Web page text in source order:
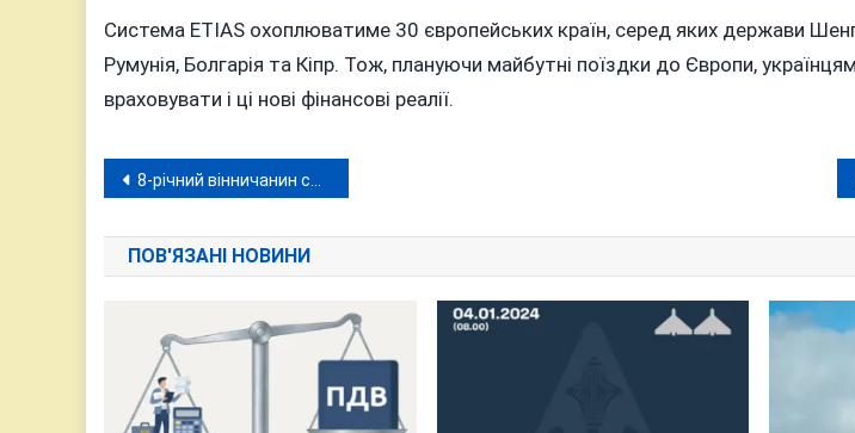
Система ETIAS охоплюватиме 30 європейських країн, серед яких держави
Румунія, Болгарія та Кіпр. Тож, плануючи майбутні поїздки до Європи,
враховувати і ці нові фінансові реалії.
Навігація
записів
8-річний вінничанин став «живою енциклопедією» Євробачення
ПОВ'ЯЗАНІ НОВИНИ